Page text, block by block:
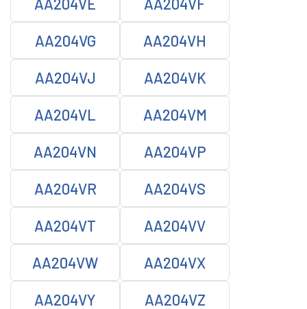
AA204VG AA204VH
AA204VJ AA204VK
AA204VL AA204VM
AA204VN AA204VP
AA204VR AA204VS
AA204VT AA204VV
AA204VW AA204VX
AA204VY AA204VZ